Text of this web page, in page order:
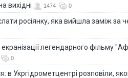
вихідні 1474 0
росіянку, яка вийшла заміж за
легендарного фільму
0
в Укргідрометцентрі розповіли,